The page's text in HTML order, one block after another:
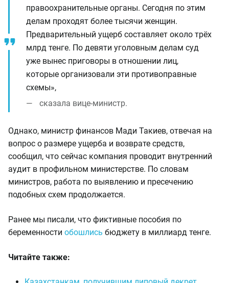
правоохранительные органы. Сегодня по этим
делам проходят более тысячи женщин.
Предварительный ущерб составляет около трёх
млрд тенге. По девяти уголовным делам суд
уже вынес приговоры в отношении лиц,
которые организовали эти противоправные
схемы»,
сказала вице-министр.
Однако, министр финансов Мади Такиев, отвечая на
вопрос о размере ущерба и возврате средств,
сообщил, что сейчас компания проводит внутренний
аудит в профильном министерстве. По словам
министров, работа по выявлению и пресечению
подобных схем продолжается.
Ранее мы писали, что фиктивные пособия по
беременности обошлись бюджету в миллиард тенге.
Читайте также: